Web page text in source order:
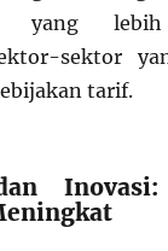
yang
sektor
tarif.
Inovasi: